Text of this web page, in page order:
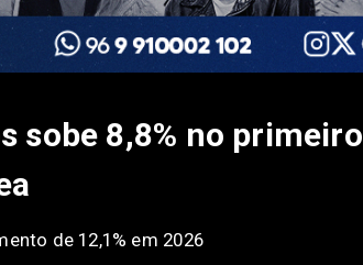
sobe 8,8% no primeiro
de 12,1% em 2026